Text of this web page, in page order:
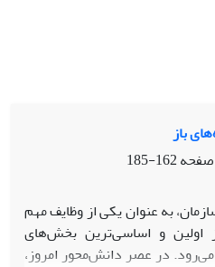
باز
162-185
به عنوان یکی از وظایف مهم
و اساسی‌ترین بخش‌های
در عصر دانش‌محور امروز،